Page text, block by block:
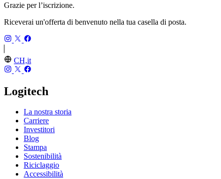
Grazie per l’iscrizione.
Riceverai un'offerta di benvenuto nella tua casella di posta.
CH,it
Logitech
La nostra storia
Carriere
Investitori
Blog
Stampa
Sostenibilità
Riciclaggio
Accessibilità